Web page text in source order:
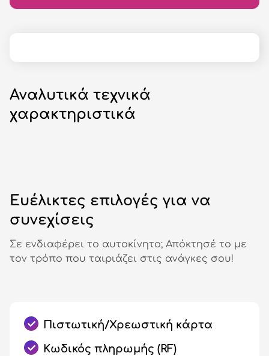
Αναλυτικά τεχνικά
χαρακτηριστικά
Ευέλικτες επιλογές για να
συνεχίσεις
Σε ενδιαφέρει το αυτοκίνητο; Απόκτησέ το με
τον τρόπο που ταιριάζει στις ανάγκες σου!
Πιστωτική/Χρεωστική κάρτα
Κωδικός πληρωμής (RF)